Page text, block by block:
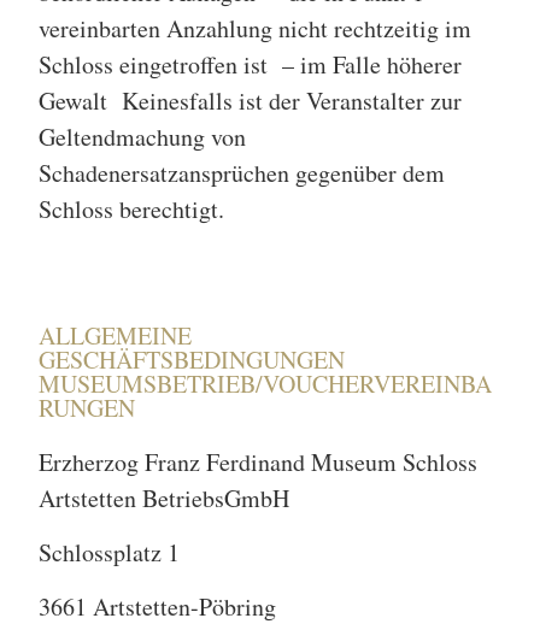
vereinbarten Anzahlung nicht rechtzeitig im
Schloss eingetroffen ist – im Falle höherer
Gewalt Keinesfalls ist der Veranstalter zur
Geltendmachung von
Schadenersatzansprüchen gegenüber dem
Schloss berechtigt.
ALLGEMEINE
GESCHÄFTSBEDINGUNGEN
MUSEUMSBETRIEB/VOUCHERVEREINBA
RUNGEN
Erzherzog Franz Ferdinand Museum Schloss
Artstetten BetriebsGmbH
Schlossplatz 1
3661 Artstetten-Pöbring